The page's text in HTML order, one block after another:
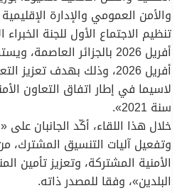
والأمن العمومي والإدارة
أفريل 2026، وذلك بهدف
لاسيما في إطار اتفاق التعاون
سنة 2021».
خلال هذا اللقاء، أكّد الجانبان
وتفعيل آليات التنسيق المشترك،
الأمنية المشتركة، وتعزيز تأمين
البلدين»، وفقا للمصدر ذاته.